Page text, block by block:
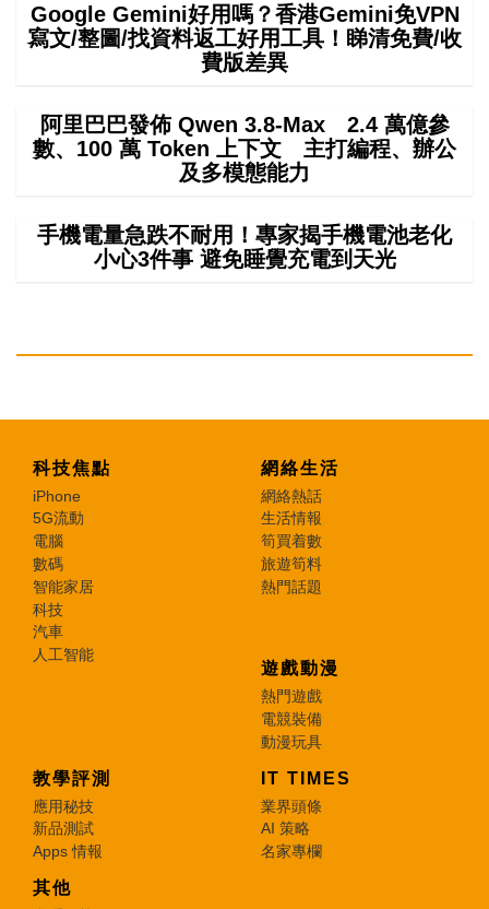
Google Gemini好用嗎？香港Gemini免VPN
寫文/整圖/找資料返工好用工具！睇清免費/收
費版差異
阿里巴巴發佈 Qwen 3.8-Max 2.4 萬億參
數、100 萬 Token 上下文 主打編程、辦公
及多模態能力
手機電量急跌不耐用！專家揭手機電池老化
小心3件事 避免睡覺充電到天光
科技焦點
iPhone
5G流動
電腦
數碼
智能家居
科技
汽車
人工智能
網絡生活
網絡熱話
生活情報
筍買着數
旅遊筍料
熱門話題
遊戲動漫
熱門遊戲
電競裝備
動漫玩具
教學評測
應用秘技
新品測試
Apps 情報
IT TIMES
業界頭條
AI 策略
名家專欄
其他